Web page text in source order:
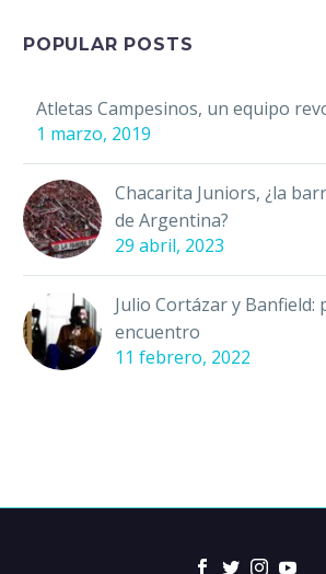
POPULAR POSTS
Atletas Campesinos, un equipo
1 marzo, 2019
Chacarita Juniors, ¿la
de Argentina?
29 abril, 2023
Julio Cortázar y Banfield:
encuentro
11 febrero, 2022